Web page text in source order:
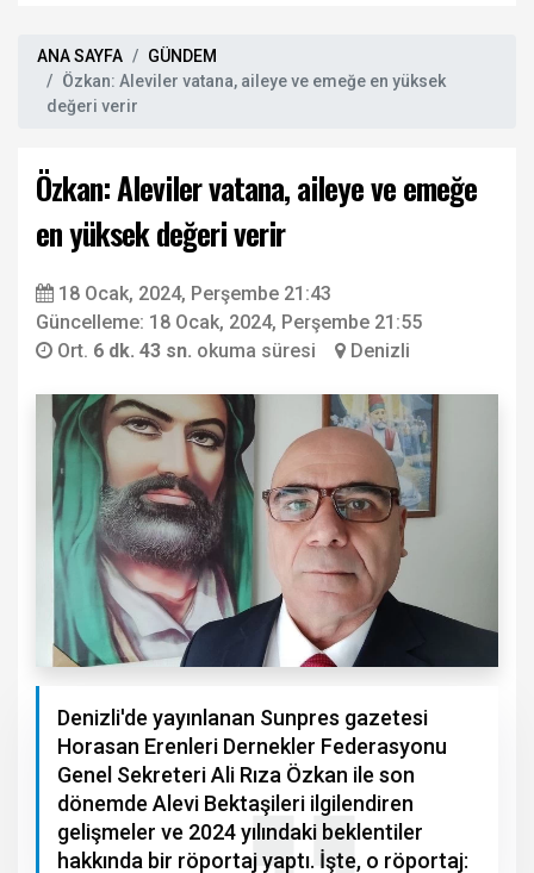
ANA SAYFA
GÜNDEM
Özkan: Aleviler vatana, aileye ve emeğe en yüksek
değeri verir
Özkan: Aleviler vatana, aileye ve emeğe
en yüksek değeri verir
18 Ocak, 2024, Perşembe 21:43
Güncelleme: 18 Ocak, 2024, Perşembe 21:55
Ort. 6 dk. 43 sn. okuma süresi Denizli
Denizli'de yayınlanan Sunpres gazetesi
Horasan Erenleri Dernekler Federasyonu
Genel Sekreteri Ali Rıza Özkan ile son
dönemde Alevi Bektaşileri ilgilendiren
gelişmeler ve 2024 yılındaki beklentiler
hakkında bir röportaj yaptı. İşte, o röportaj: